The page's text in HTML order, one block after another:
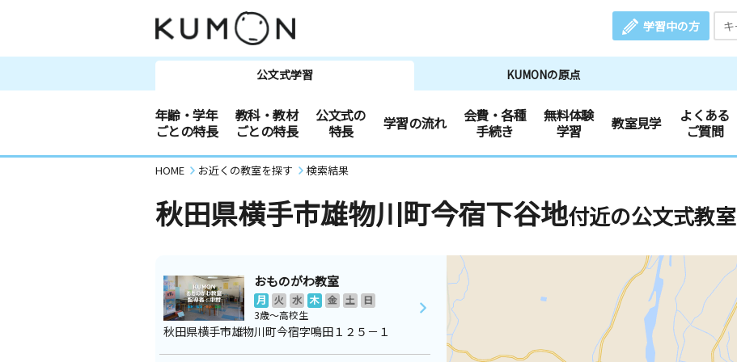
学習中の方
公文式学習 KUMONの原点
年齢・学年
ごとの特長
教科・教材
ごとの特長
公文式の
特長
学習の流れ
会費・各種
手続き
無料体験
学習
教室見学
よくある
ご質問
HOME お近くの教室を探す 検索結果
秋田県横手市雄物川町今宿下谷地付近の公文式教室
おものがわ教室
月 火 水 木 金 土
日
3歳～高校生
秋田県横手市雄物川町今宿字鳴田１２５－１